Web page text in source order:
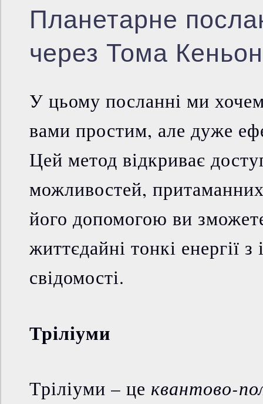
Планетарне
через Тома
У цьому посланні ми
вами простим, але дуже
Цей метод відкриває
можливостей,
його допомогою ви
життєдайні тонкі енергії
свідомості.
Тріліуми
Тріліуми – це квантово-